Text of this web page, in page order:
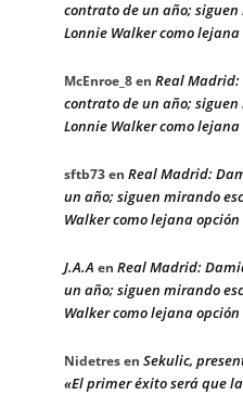
contrato de un año;
Lonnie Walker como lejana
McEnroe_8en Real Madrid:
contrato de un año;
Lonnie Walker como lejana
sftb73en Real Madrid:
un año; siguen mirando
Walker como lejana opción
J.A.A en Real Madrid:
un año; siguen mirando
Walker como lejana opción
Nidetresen Sekulic,
«El primer éxito será que